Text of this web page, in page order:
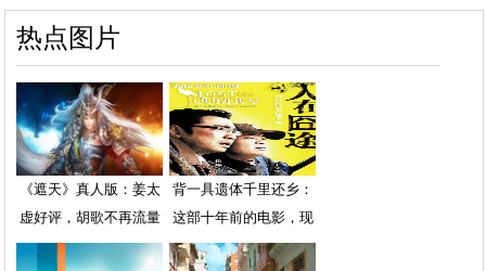
热点图片
《遮天》真人版：姜太
虚好评，胡歌不再流量
背一具遗体千里还乡：
这部十年前的电影，现